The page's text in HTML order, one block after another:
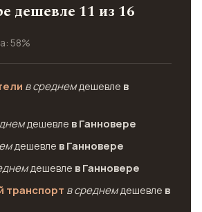
дешевле 11 из 16
58%
в среднемдешевле в
дешевле в Ганновере
дешевле в Ганновере
дешевле в Ганновере
транспорт в среднемдешевле в